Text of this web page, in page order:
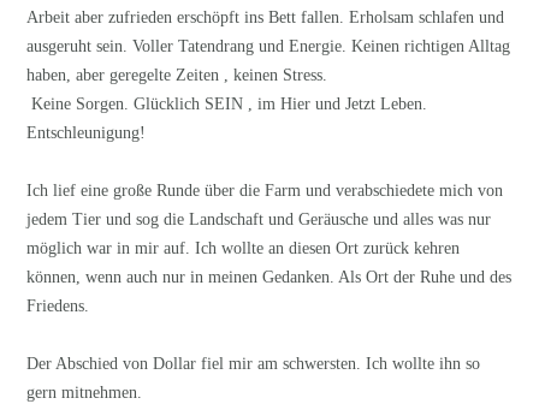
Arbeit aber zufrieden erschöpft ins Bett fallen. Erholsam schlafen und
ausgeruht sein. Voller Tatendrang und Energie. Keinen richtigen Alltag
haben, aber geregelte Zeiten , keinen Stress.
Keine Sorgen. Glücklich SEIN , im Hier und Jetzt Leben.
Entschleunigung!
Ich lief eine große Runde über die Farm und verabschiedete mich von
jedem Tier und sog die Landschaft und Geräusche und alles was nur
möglich war in mir auf. Ich wollte an diesen Ort zurück kehren
können, wenn auch nur in meinen Gedanken. Als Ort der Ruhe und des
Friedens.
Der Abschied von Dollar fiel mir am schwersten. Ich wollte ihn so
gern mitnehmen.